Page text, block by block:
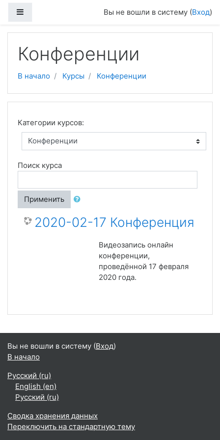
Вы не вошли в систему (Вход)
Конференции
В начало Курсы Конференции
Категории курсов:
Поиск курса
Применить
2020-02-17 Конференция
Видеозапись онлайн
конференции,
проведённой 17 февраля
2020 года.
Вы не вошли в систему (Вход)
В начало
Русский ‎(ru)‎
English ‎(en)‎
Русский ‎(ru)‎
Сводка хранения данных
Переключить на стандартную тему